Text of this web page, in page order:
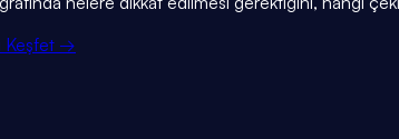
Keşfet →